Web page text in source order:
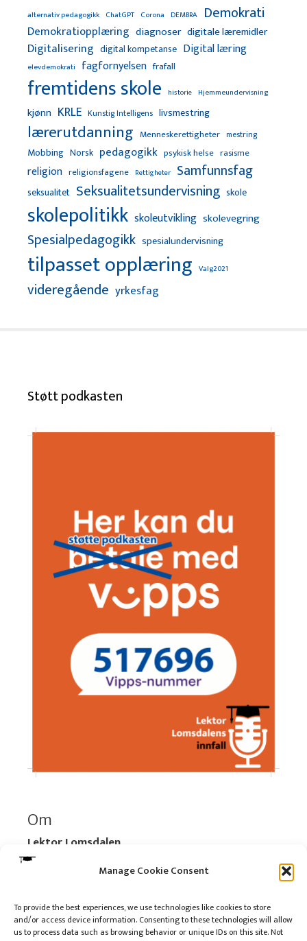
Manage Cookie Consent
To provide the best experiences, we use technologies like cookies to store
and/or access device information. Consenting to these technologies will allow
us to process data such as browsing behavior or unique IDs on this site. Not
alternativ pedagogikk ChatGPT Corona DEMBRA Demokrati
Demokratiopplæring diagnoser digitale læremidler
Digitalisering digital kompetanse Digital læring
elevdemokrati fagfornyelsen frafall
fremtidens skole historie Hjemmeundervisning
kjønn KRLE Kunstig Intelligens livsmestring
lærerutdanning Menneskerettigheter mestring
Mobbing Norsk pedagogikk psykisk helse rasisme
religion religionsfagene Rettigheter Samfunnsfag
seksualitet Seksualitetsundervisning skole
skolepolitikk skoleutvikling skolevegring
Spesialpedagogikk spesialundervisning
tilpasset opplæring Valg2021
videregående yrkesfag
Støtt podkasten
Om
Lektor Lomsdalen
Organisasjonsnummer:
920 712 312 MVA
Les mer:Om selskapet